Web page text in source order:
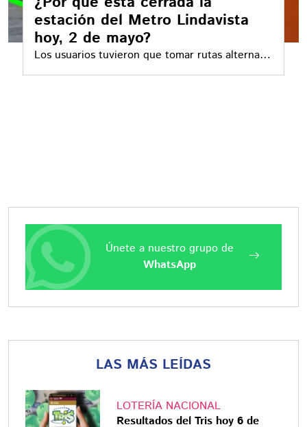
estación del Metro Lindavista
hoy, 2 de mayo?
Los usuarios tuvieron que tomar rutas alternas
debido a que un intenso incendio se reportó en
Únete a nuestro grupo de
WhatsApp
LAS MÁS LEÍDAS
LOTERÍA NACIONAL
Resultados del Tris hoy 6 de